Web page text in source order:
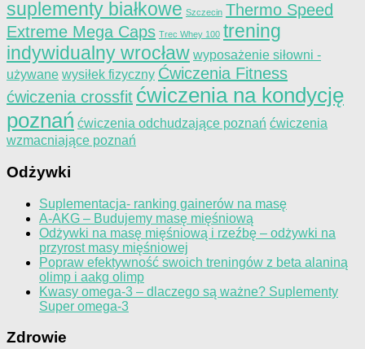
suplementy białkowe Szczecin Thermo Speed
Extreme Mega Caps Trec Whey 100 trening
indywidualny wrocław wyposażenie siłowni -
używane wysiłek fizyczny Ćwiczenia Fitness
ćwiczenia crossfit ćwiczenia na kondycję
poznań ćwiczenia odchudzające poznań ćwiczenia
wzmacniające poznań
Odżywki
Suplementacja- ranking gainerów na masę
A-AKG – Budujemy masę mięśniową
Odżywki na masę mięśniową i rzeźbę – odżywki na
przyrost masy mięśniowej
Popraw efektywność swoich treningów z beta alaniną
olimp i aakg olimp
Kwasy omega-3 – dlaczego są ważne? Suplementy
Super omega-3
Zdrowie